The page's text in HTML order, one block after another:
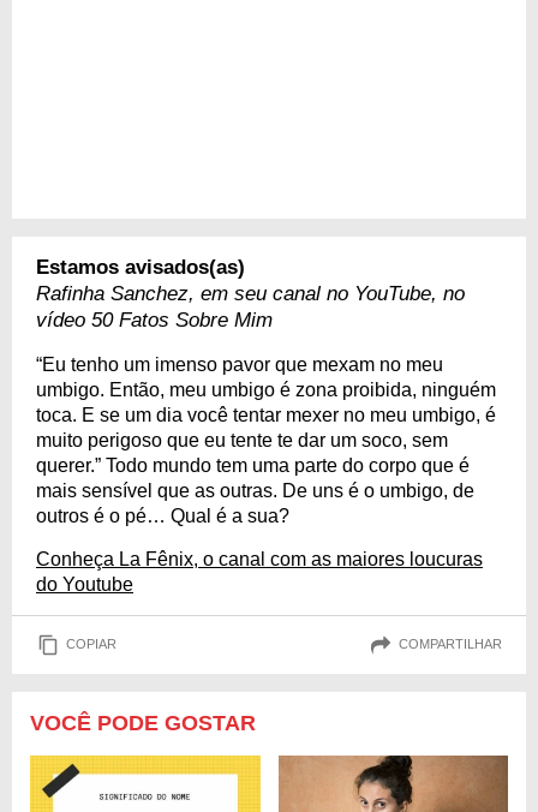
Estamos avisados(as)
Rafinha Sanchez, em seu canal no YouTube, no
vídeo 50 Fatos Sobre Mim
“Eu tenho um imenso pavor que mexam no meu
umbigo. Então, meu umbigo é zona proibida, ninguém
toca. E se um dia você tentar mexer no meu umbigo, é
muito perigoso que eu tente te dar um soco, sem
querer.” Todo mundo tem uma parte do corpo que é
mais sensível que as outras. De uns é o umbigo, de
outros é o pé… Qual é a sua?
Conheça La Fênix, o canal com as maiores loucuras
do Youtube
COPIAR COMPARTILHAR
VOCÊ PODE GOSTAR